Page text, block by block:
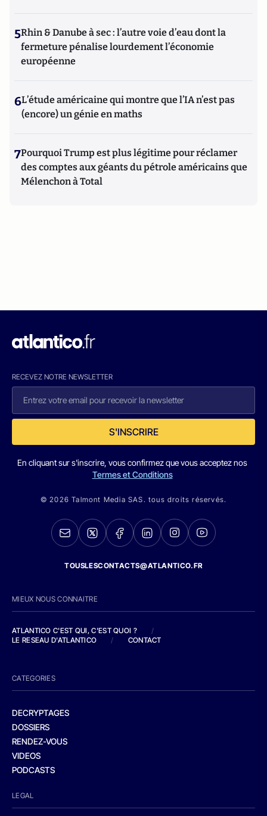
5Rhin & Danube à sec : l’autre voie d’eau dont la
fermeture pénalise lourdement l’économie
européenne
6L’étude américaine qui montre que l’IA n’est pas
(encore) un génie en maths
7Pourquoi Trump est plus légitime pour réclamer
des comptes aux géants du pétrole américains que
Mélenchon à Total
RECEVEZ NOTRE NEWSLETTER
S'INSCRIRE
En cliquant sur s'inscrire, vous confirmez que vous acceptez nos
Termes et Conditions
© 2026 Talmont Media SAS. tous droits réservés.
TOUSLESCONTACTS@ATLANTICO.FR
MIEUX NOUS CONNAITRE
ATLANTICO C'EST QUI, C'EST QUOI ?
/
LE RESEAU D'ATLANTICO
/ CONTACT
CATEGORIES
DECRYPTAGES
DOSSIERS
RENDEZ-VOUS
VIDEOS
PODCASTS
LEGAL